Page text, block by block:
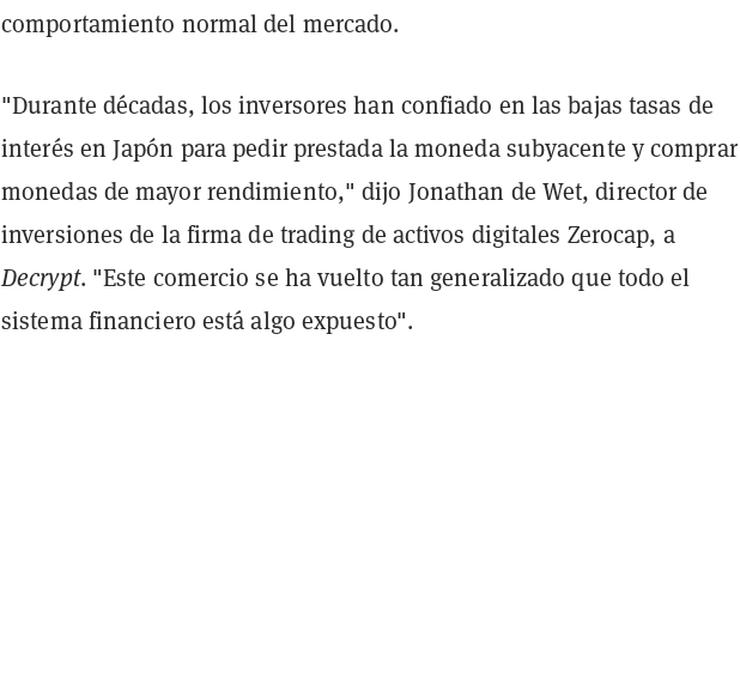
comportamiento normal del mercado.
"Durante décadas, los inversores han confiado en las bajas tasas de
interés en Japón para pedir prestada la moneda subyacente y comprar
monedas de mayor rendimiento," dijo Jonathan de Wet, director de
inversiones de la firma de trading de activos digitales Zerocap, a
Decrypt. "Este comercio se ha vuelto tan generalizado que todo el
sistema financiero está algo expuesto".